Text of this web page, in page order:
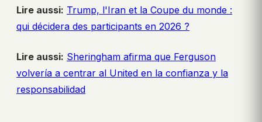
Lire aussi: Trump, l'Iran et la Coupe du monde :
qui décidera des participants en 2026 ?
Lire aussi: Sheringham afirma que Ferguson
volvería a centrar al United en la confianza y la
responsabilidad